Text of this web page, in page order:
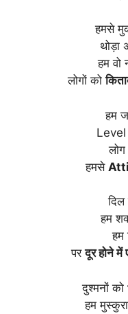
हमसे
थोड़ा
हम वो
लोगों को
हम
Level
हमसे
दिल
हम
हम
परदूर होने
दुश्मनों को
हम